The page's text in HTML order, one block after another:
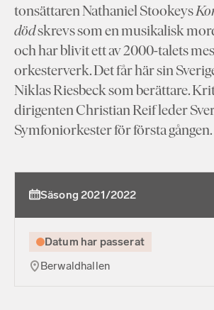
tonsättaren Nathaniel Stookeys
dödskrevs som en musikalisk
och har blivit ett av 2000-talets
orkesterverk. Det får här sin
Niklas Riesbeck som berättare.
dirigenten Christian Reif leder
Symfoniorkester för första gången.
Säsong 2021/2022
Datum har passerat
Berwaldhallen